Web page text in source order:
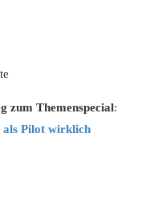
zum Themenspecial:
als Pilot wirklich